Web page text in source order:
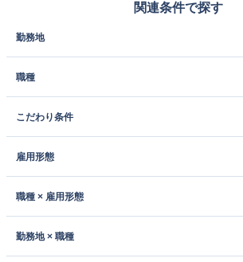
関連条件で探す
勤務地
職種
こだわり条件
雇用形態
職種 × 雇用形態
勤務地 × 職種